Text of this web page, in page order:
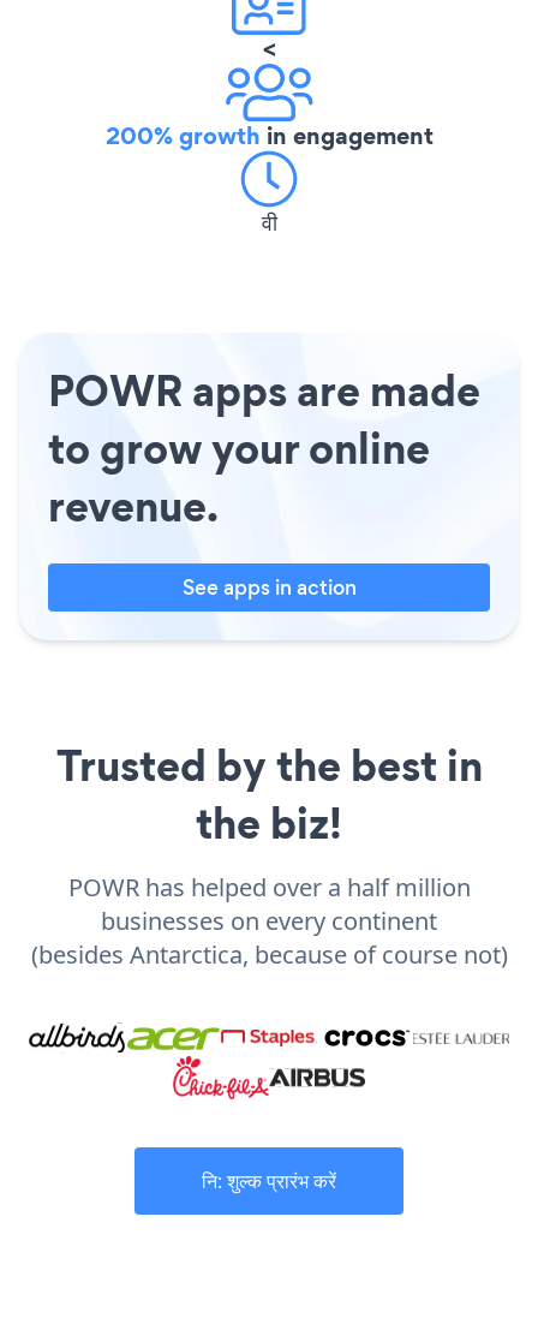
<
200% growth in engagement
वी
POWR apps are made
to grow your online
revenue.
See apps in action
Trusted by the best in
the biz!
POWR has helped over a half million
businesses on every continent
(besides Antarctica, because of course not)
नि: शुल्क प्रारंभ करें